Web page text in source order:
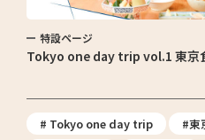
特設ページ
Tokyo one day trip vol.1 東京
# Tokyo one day trip
#東